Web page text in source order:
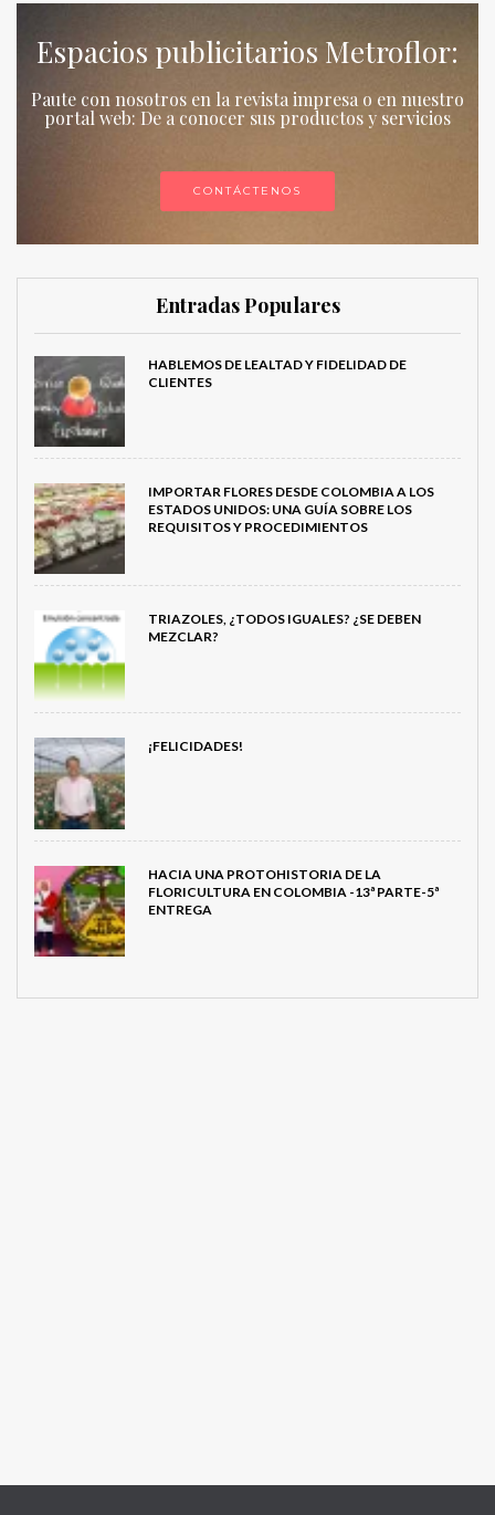
Espacios publicitarios Metroflor:
Paute con nosotros en la revista impresa o en nuestro
portal web: De a conocer sus productos y servicios
CONTÁCTENOS
Entradas Populares
HABLEMOS DE LEALTAD Y FIDELIDAD DE
CLIENTES
IMPORTAR FLORES DESDE COLOMBIA A LOS
ESTADOS UNIDOS: UNA GUÍA SOBRE LOS
REQUISITOS Y PROCEDIMIENTOS
TRIAZOLES, ¿TODOS IGUALES? ¿SE DEBEN
MEZCLAR?
¡FELICIDADES!
HACIA UNA PROTOHISTORIA DE LA
FLORICULTURA EN COLOMBIA -13ª PARTE-5ª
ENTREGA